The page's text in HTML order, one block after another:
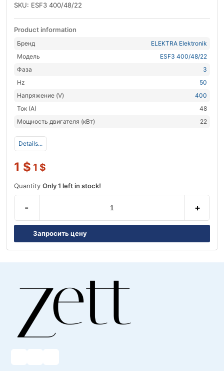
SKU: ESF3 400/48/22
Product information
Бренд
ELEKTRA Elektronik
Модель
ESF3 400/48/22
Фаза
3
Hz
50
Напряжение (V)
400
Ток (А)
48
Мощность двигателя (кВт)
22
Details...
1 $ 1 $
Quantity Only 1 left in stock!
- +
Запросить цену